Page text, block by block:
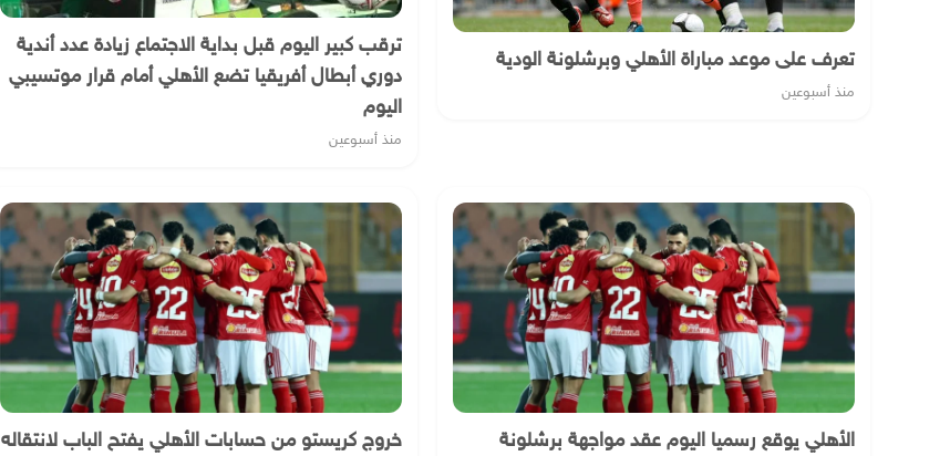
تعرف على موعد مباراة الأهلي وبرشلونة الودية
منذ أسبوعين
ترقب كبير اليوم قبل بداية الاجتماع زيادة عدد أندية
دوري أبطال أفريقيا تضع الأهلي أمام قرار موتسيبي
اليوم
منذ أسبوعين
الأهلي يوقع رسميا اليوم عقد مواجهة برشلونة
خروج كريستو من حسابات الأهلي يفتح الباب لانتقاله